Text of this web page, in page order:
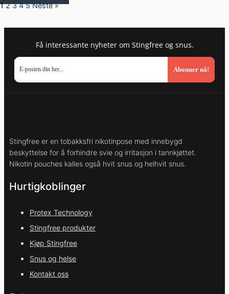
1 2 3 4 5 Neste »
Få interessante nyheter om Stingfree og snus.
Abonner nå!
Stingfree er en tobakksfri nikotinpose med innebygd
beskyttelse for å forhindre svie og irritasjon i tannkjøttet.
Nikotin pouches kalles også hvit snus og helhvit snus.
Hurtigkoblinger
Protex Technology
Stingfree produkter
Kjøp Stingfree
Snus og helse
Kontakt oss